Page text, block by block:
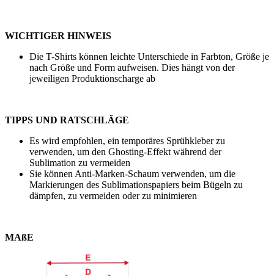
WICHTIGER HINWEIS
Die T-Shirts können leichte Unterschiede in Farbton, Größe je
nach Größe und Form aufweisen. Dies hängt von der
jeweiligen Produktionscharge ab
TIPPS UND RATSCHLÄGE
Es wird empfohlen, ein temporäres Sprühkleber zu
verwenden, um den Ghosting-Effekt während der
Sublimation zu vermeiden
Sie können Anti-Marken-Schaum verwenden, um die
Markierungen des Sublimationspapiers beim Bügeln zu
dämpfen, zu vermeiden oder zu minimieren
MAßE